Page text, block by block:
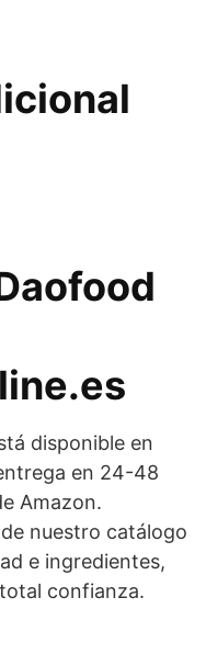
disponible en
en 24-48
Amazon.
nuestro catálogo
e ingredientes,
confianza.